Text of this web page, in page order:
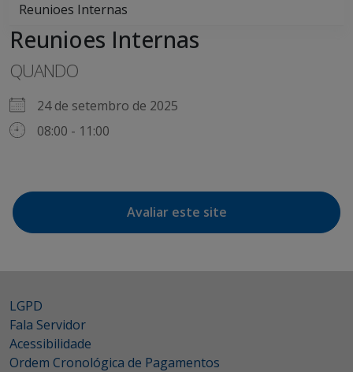
Reunioes Internas
Reunioes Internas
QUANDO
24 de setembro de 2025
08:00 - 11:00
Avaliar este site
LGPD
Fala Servidor
Acessibilidade
Ordem Cronológica de Pagamentos